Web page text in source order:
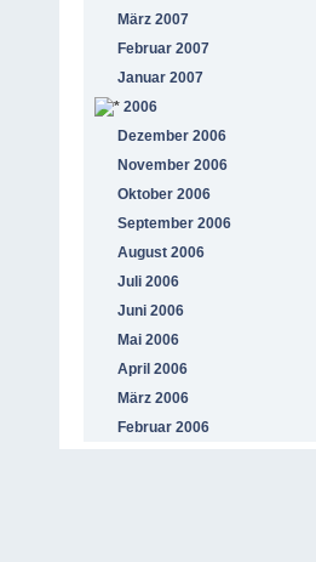
März 2007
Februar 2007
Januar 2007
2006
Dezember 2006
November 2006
Oktober 2006
September 2006
August 2006
Juli 2006
Juni 2006
Mai 2006
April 2006
März 2006
Februar 2006